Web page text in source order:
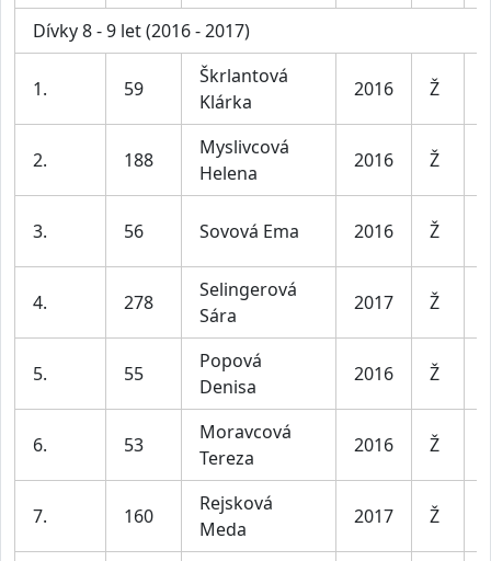
Dívky 8 - 9 let (2016 - 2017)
1. 59
Škrlantová
Klárka
2016 Ž
2. 188
Myslivcová
Helena
2016 Ž
3. 56 Sovová Ema 2016 Ž
4. 278
Selingerová
Sára
2017 Ž
5. 55
Popová
Denisa
2016 Ž
6. 53
Moravcová
Tereza
2016 Ž
7. 160
Rejsková
Meda
2017 Ž